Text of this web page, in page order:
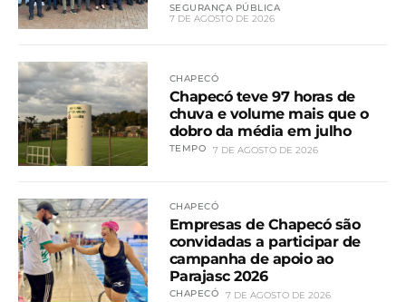
SEGURANÇA PÚBLICA
7 DE AGOSTO DE 2026
CHAPECÓ
Chapecó teve 97 horas de
chuva e volume mais que o
dobro da média em julho
TEMPO 7 DE AGOSTO DE 2026
CHAPECÓ
Empresas de Chapecó são
convidadas a participar de
campanha de apoio ao
Parajasc 2026
CHAPECÓ 7 DE AGOSTO DE 2026